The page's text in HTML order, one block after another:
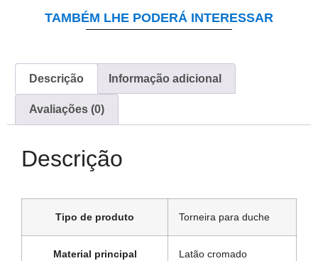
TAMBÉM LHE PODERÁ INTERESSAR
Descrição Informação adicional
Avaliações (0)
Descrição
Tipo de produto Torneira para duche
Material principal Latão cromado